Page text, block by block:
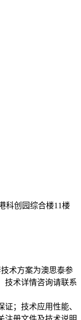
科创园综合楼11楼
术方案为澳思泰参
技术详情咨询请联系
；技术应用性能、